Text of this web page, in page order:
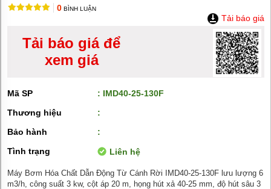
MÁY
BƠM
HÚT
THÙNG
PHUY
CÔNG
NGHIỆP
0 BÌNH LUẬN
Tải báo giá
Tải báo giá để
xem giá
Mã SP
: IMD40-25-130F
Thương hiệu
:
Bảo hành
:
Tình trạng
Liên hệ
Máy Bơm Hóa Chất Dẫn Động Từ Cánh Rời IMD40-25-130F lưu lượng 6
m3/h, công suất 3 kw, cột áp 20 m, họng hút xả 40-25 mm, độ hút sâu 3